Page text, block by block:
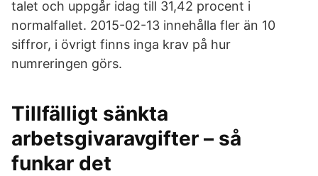
talet och uppgår idag till 31,42 procent i
normalfallet. 2015-02-13 innehålla fler än 10
siffror, i övrigt finns inga krav på hur
numreringen görs.
Tillfälligt sänkta
arbetsgivaravgifter – så
funkar det